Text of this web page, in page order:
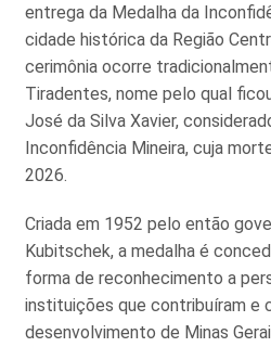
entrega da Medalha da
cidade histórica da Região
cerimônia ocorre
Tiradentes, nome pelo qual
José da Silva Xavier,
Inconfidência Mineira, cuja
2026.
Criada em 1952 pelo então
Kubitschek, a medalha é
forma de reconhecimento a
instituições que contribuíram e
desenvolvimento de Minas